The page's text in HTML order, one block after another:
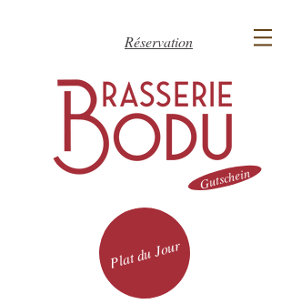
Réservation
Plat du Jour
Gutschein